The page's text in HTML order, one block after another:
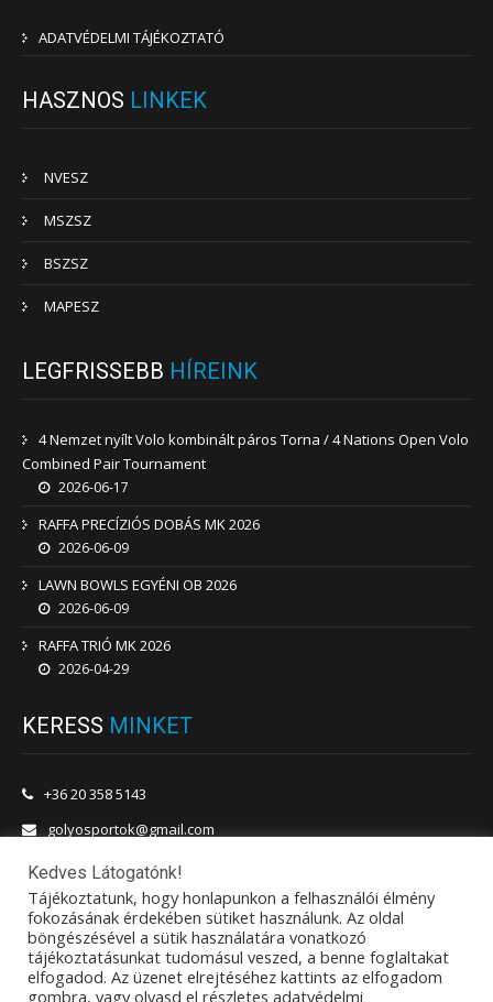
ADATVÉDELMI TÁJÉKOZTATÓ
HASZNOS LINKEK
NVESZ
MSZSZ
BSZSZ
MAPESZ
LEGFRISSEBB HÍREINK
4 Nemzet nyílt Volo kombinált páros Torna / 4 Nations Open Volo
Combined Pair Tournament
2026-06-17
RAFFA PRECÍZIÓS DOBÁS MK 2026
2026-06-09
LAWN BOWLS EGYÉNI OB 2026
2026-06-09
RAFFA TRIÓ MK 2026
2026-04-29
KERESS MINKET
+36 20 358 5143
golyosportok@gmail.com
1201 Budapest, Vörösmarty utca 180.
Kedves Látogatónk!
Tájékoztatunk, hogy honlapunkon a felhasználói élmény
fokozásának érdekében sütiket használunk. Az oldal
böngészésével a sütik használatára vonatkozó
tájékoztatásunkat tudomásul veszed, a benne foglaltakat
elfogadod. Az üzenet elrejtéséhez kattints az elfogadom
gombra, vagy olvasd el részletes adatvédelmi